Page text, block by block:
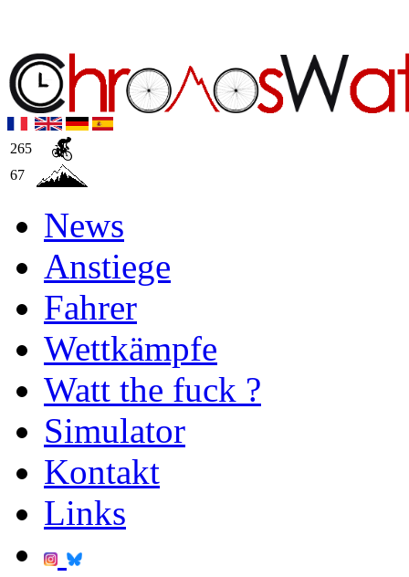
265
67
News
Anstiege
Fahrer
Wettkämpfe
Watt the fuck ?
Simulator
Kontakt
Links